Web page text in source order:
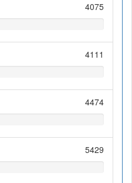
4075
4111
4474
5429